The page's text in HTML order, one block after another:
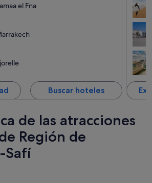
el Fna
Buscar hoteles
de las atracciones
Región de
Safí